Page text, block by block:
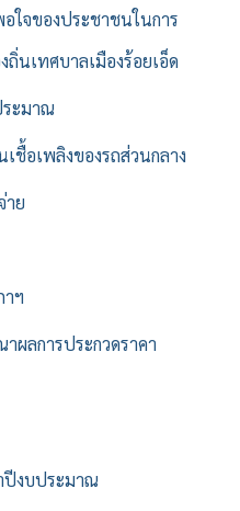
ใจของประชาชนในการ
นเทศบาลเมืองร้อยเอ็ด
ระมาณ
ชื้อเพลิงของรถส่วนกลาง
ย
าฯ
ผลการประกวดราคา
ปีงบประมาณ